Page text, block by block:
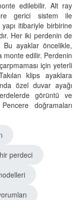
edilebilir. Alt ray
gerici sistem ile
itibariyle birbirine
Her iki perdenin de
Bu ayaklar öncelikle,
monte edilir. Perdenin
için yeterli
klips ayaklara
özel duvar ayağı
görüntü ve
doğramaları
perdeci